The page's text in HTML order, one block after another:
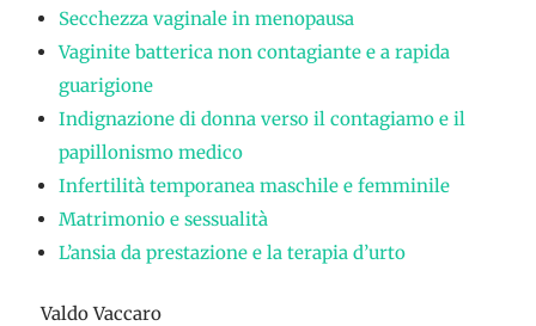
Secchezza vaginale in menopausa
Vaginite batterica non contagiante e a rapida
guarigione
Indignazione di donna verso il contagiamo e il
papillonismo medico
Infertilità temporanea maschile e femminile
Matrimonio e sessualità
L’ansia da prestazione e la terapia d’urto
Valdo Vaccaro